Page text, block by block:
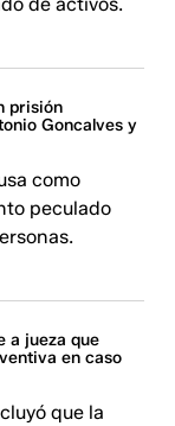
de activos.
prisión
Goncalves y
como
peculado
a jueza que
en caso
que la